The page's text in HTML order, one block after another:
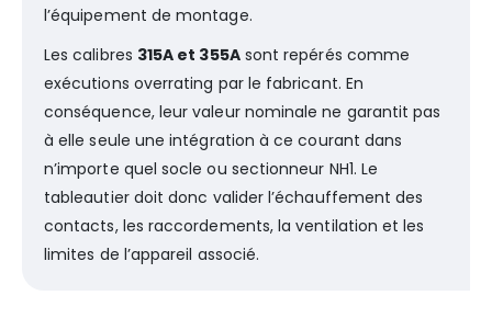
l’équipement de montage.
Les calibres 315A et 355Asont repérés comme
exécutions overrating par le fabricant. En
conséquence, leur valeur nominale ne garantit pas
à elle seule une intégration à ce courant dans
n’importe quel socle ou sectionneur NH1. Le
tableautier doit donc valider l’échauffement des
contacts, les raccordements, la ventilation et les
limites de l’appareil associé.